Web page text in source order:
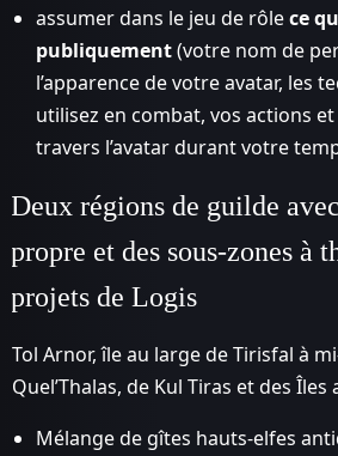
assumer dans le jeu de rôlece
publiquement(votre nom de
l’apparence de votre avatar, les
utilisez en combat, vos actions
travers l’avatar durant votre
Deux régions de guilde
propre et des sous-zones à
projets de Logis
Tol Arnor, île au large de Tirisfal à
Quel’Thalas, de Kul Tiras et des
Mélange de gîtes hauts-elfes